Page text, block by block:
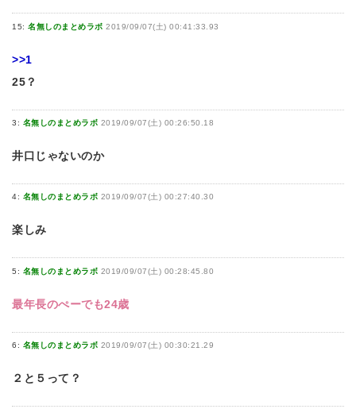
15: 名無しのまとめラボ 2019/09/07(土) 00:41:33.93
>>1
25？
3: 名無しのまとめラボ 2019/09/07(土) 00:26:50.18
井口じゃないのか
4: 名無しのまとめラボ 2019/09/07(土) 00:27:40.30
楽しみ
5: 名無しのまとめラボ 2019/09/07(土) 00:28:45.80
最年長のぺーでも24歳
6: 名無しのまとめラボ 2019/09/07(土) 00:30:21.29
２と５って？